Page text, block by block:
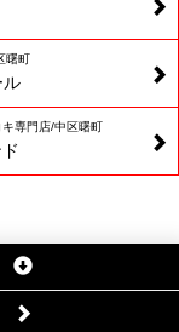
町
ル
専門店/中区曙町